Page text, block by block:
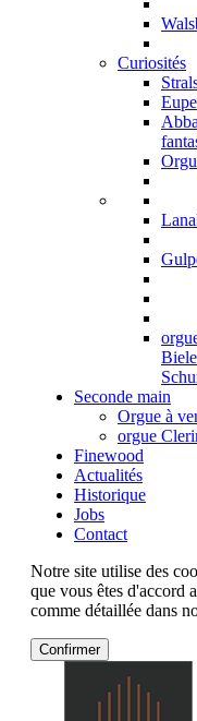
Curiosités
Seconde main
Orgue à
orgue
Finewood
Actualités
Historique
Jobs
Contact
Notre site utilise des
que vous êtes d'accord
comme détaillée dans
Confirmer